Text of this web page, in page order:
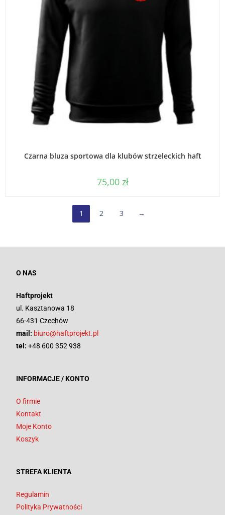
Czarna bluza sportowa dla klubów strzeleckich haft
75,00 zł
1 2 3 →
O NAS
Haftprojekt
ul. Kasztanowa 18
66-431 Czechów
mail: biuro@haftprojekt.pl
tel: +48 600 352 938
INFORMACJE / KONTO
O firmie
Kontakt
Moje Konto
Koszyk
STREFA KLIENTA
Regulamin
Polityka Prywatności